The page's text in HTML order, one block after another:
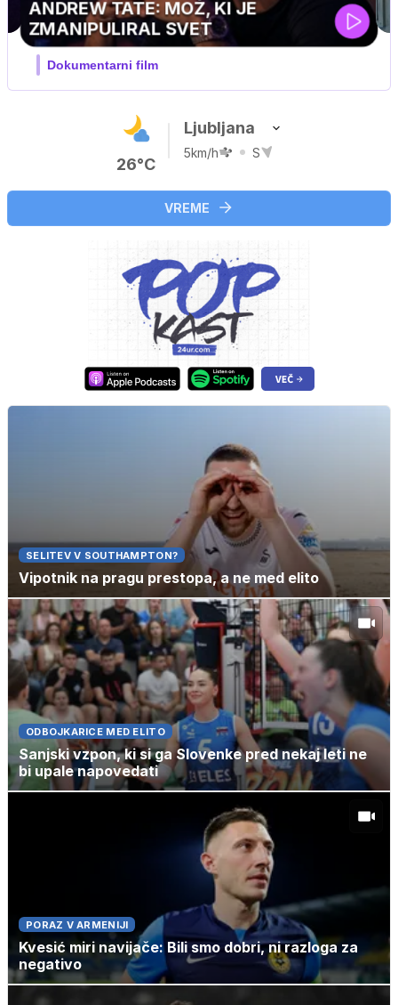
26°C
Ljubljana
5km/h S
VREME
SELITEV V SOUTHAMPTON?
Vipotnik na pragu prestopa, a ne med elito
ODBOJKARICE MED ELITO
Sanjski vzpon, ki si ga Slovenke pred nekaj leti ne
bi upale napovedati
PORAZ V ARMENIJI
Kvesić miri navijače: Bili smo dobri, ni razloga za
negativo